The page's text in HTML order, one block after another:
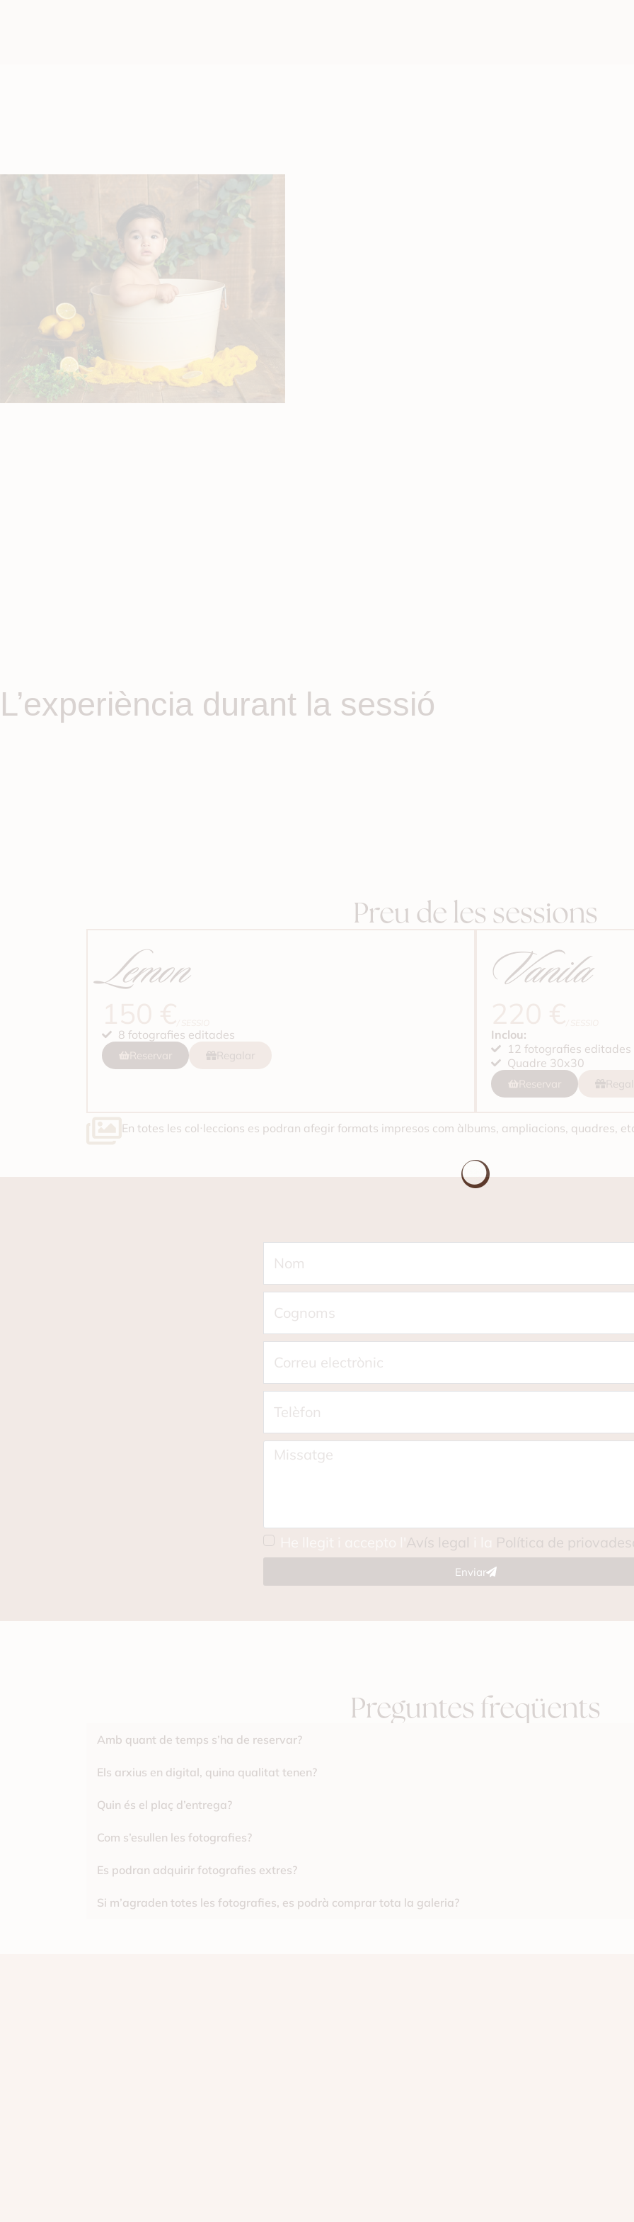
L’experiència durant la sessió
Preu de les sessions
Lemon
8 fotografies editades
Reservar Regalar
Vanila
Inclou:
12 fotografies editades
Quadre 30x30
Reservar
En totes les col·leccions es podran afegir formats impresos com àlbums, ampliacions, quadres,
Avís legal Política de
Enviar
Preguntes freqüents
Amb quant de temps s’ha de reservar?
Els arxius en digital, quina qualitat tenen?
Quin és el plaç d’entrega?
Com s’esullen les fotografies?
Es podran adquirir fotografies extres?
Si m’agraden totes les fotografies, es podrà comprar tota la galeria?